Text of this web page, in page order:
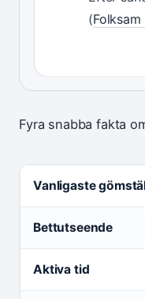
(
Fyra snabba fakta
Vanligaste
Bettutseende
Aktiva tid